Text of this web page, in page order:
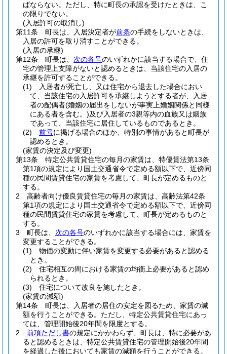
ばならない。 ただし、特に町長の承認を受けたときは、こ
の限りでない。
(入居許可の取消し)
第11条
町長は、入居決定者が前条の手続をしないときは、
入居の許可を取り消すことができる。
(入居の承継)
第12条
町長は、 次の各号のいずれかに該当する場合で、住
宅の管理上支障がないと認めるときは、当該住宅の入居の
承継を許可することができる。
(1)
入居者が死亡し、又は住宅から退去した場合におい
て、当該住宅の入居許可を承継しようとする者が、入居
者の配偶者(婚姻の届出をしないが事実上婚姻関係と同様
にある者を含む。)及び入居者の3親等内の血族又は姻族
であって、当該住宅に居住しているものであるとき。
(2)
前号に掲げる場合のほか、特別の事情があると町長が
認めるとき。
(家賃の決定及び変更)
第13条
特定公共賃貸住宅の毎月の家賃は、特優賃法第13条
第1項の規定により国土交通省令で定める額以下で、近傍同
種の民間賃貸住宅の家賃を考慮して、町長が定めるものと
する。
2
高齢者向け優良賃貸住宅の毎月の家賃は、高齢法第42条
第1項の規定により国土交通省令で定める額以下で、近傍同
種の民間賃貸住宅の家賃を考慮して、町長が定めるものと
する。
3
町長は、 次の各号のいずれかに該当する場合には、家賃を
変更することができる。
(1)
物価の変動に伴い家賃を変更する必要があると認める
とき。
(2)
住宅相互の間における家賃の均衡上必要があると認め
られるとき。
(3)
住宅について改良を施したとき。
(家賃の減額)
第14条
町長は、入居者の居住の安定を図るため、家賃の減
額を行うことができる。 ただし、特定公共賃貸住宅にあっ
ては、管理開始後20年間を限度とする。
2
前項ただし書の規定にかかわらず、町長は、特に必要があ
ると認めるときは、特定公共賃貸住宅の管理開始後20年間
を経過した後においても家賃の減額を行うことができる。